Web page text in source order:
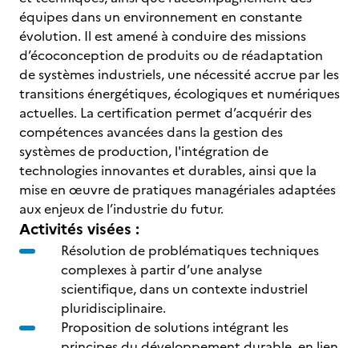
équipes dans un environnement en constante
évolution. Il est amené à conduire des missions
d’écoconception de produits ou de réadaptation
de systèmes industriels, une nécessité accrue par les
transitions énergétiques, écologiques et numériques
actuelles. La certification permet d’acquérir des
compétences avancées dans la gestion des
systèmes de production, l'intégration de
technologies innovantes et durables, ainsi que la
mise en œuvre de pratiques managériales adaptées
aux enjeux de l’industrie du futur.
Activités visées :
Résolution de problématiques techniques
complexes à partir d’une analyse
scientifique, dans un contexte industriel
pluridisciplinaire.
Proposition de solutions intégrant les